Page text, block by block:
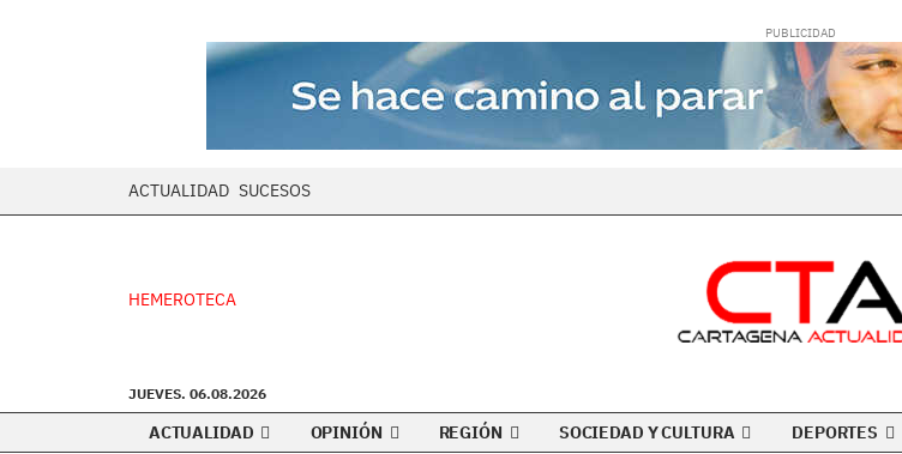
ACTUALIDAD SUCESOS
HEMEROTECA
JUEVES. 06.08.2026
ACTUALIDAD OPINIÓN REGIÓN SOCIEDAD Y CULTURA DEPORTES